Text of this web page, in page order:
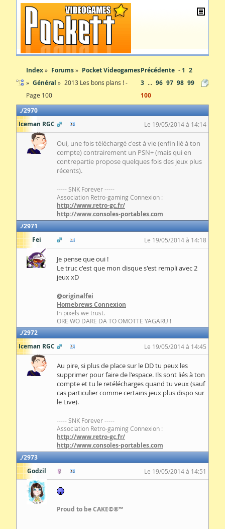
Index Forums
Pocket Videogames
Général
2013 Les bons plans ! -
Page 100
Précédente 1 2
3 ... 96 97 98 99
100
2970
Iceman RGC
Le 19/05/2014 à 14:14
Oui, une fois téléchargé c'est à vie (enfin lié à ton
compte) contrairement un PSN+ (mais qui en
contrepartie propose quelques fois des jeux plus
récents).
----- SNK Forever -----
Association Retro-gaming Connexion :
http://www.retro-gc.fr/
http://www.consoles-portables.com
2971
Fei
Le 19/05/2014 à 14:18
Je pense que oui !
Le truc c'est que mon disque s'est rempli avec 2
jeux xD
@originalfei
Homebrews Connexion
In pixels we trust.
ORE WO DARE DA TO OMOTTE YAGARU !
2972
Iceman RGC
Le 19/05/2014 à 14:45
Au pire, si plus de place sur le DD tu peux les
supprimer pour faire de l'espace. Ils sont liés à ton
compte et tu le retélécharges quand tu veux (sauf
cas particulier comme certains jeux plus dispo sur
le Live).
----- SNK Forever -----
Association Retro-gaming Connexion :
http://www.retro-gc.fr/
http://www.consoles-portables.com
2973
Godzil
Le 19/05/2014 à 14:51
Proud to be CAKE©®™